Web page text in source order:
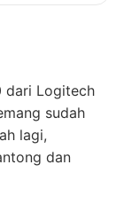
dari Logitech
sudah
lagi,
dan